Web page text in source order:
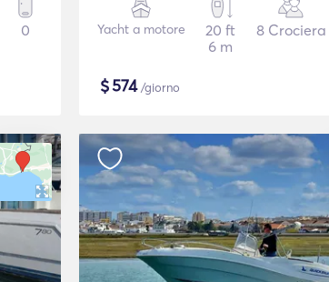
0 Yacht a motore
20 ft
6 m
8 Crociera
$574/giorno